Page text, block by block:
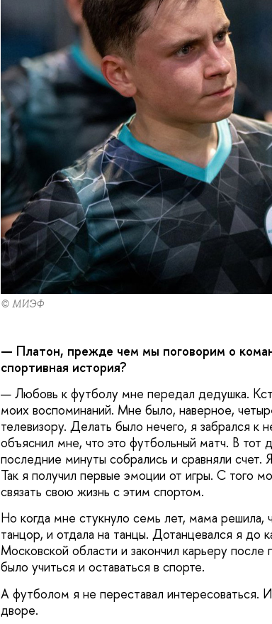
© МИЭФ
— Платон, прежде чем мы поговорим о
спортивная история?
— Любовь к футболу мне передал дедушка.
моих воспоминаний. Мне было, наверное,
телевизору. Делать было нечего, я забрался
объяснил мне, что это футбольный матч. В
последние минуты собрались и сравняли
Так я получил первые эмоции от игры. С того
связать свою жизнь с этим спортом.
Но когда мне стукнуло семь лет, мама решила,
танцор, и отдала на танцы. Дотанцевался я до
Московской области и закончил карьеру
было учиться и оставаться в спорте.
А футболом я не переставал интересоваться.
дворе.